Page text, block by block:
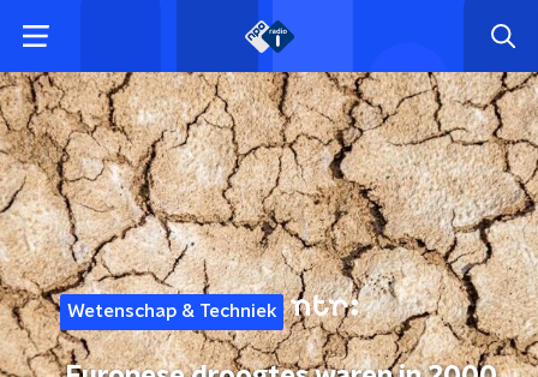
Wetenschap & Techniek